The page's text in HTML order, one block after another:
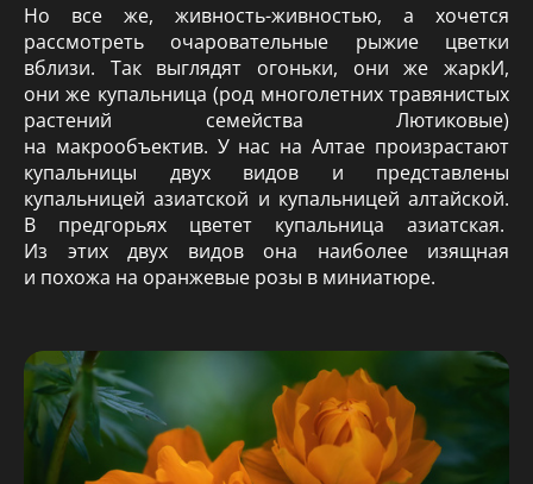
Но все же, живность-живностью, а хочется
рассмотреть очаровательные рыжие цветки
вблизи. Так выглядят огоньки, они же жаркИ,
они же купальница (род многолетних травянистых
растений семейства Лютиковые)
на макрообъектив. У нас на Алтае произрастают
купальницы двух видов и представлены
купальницей азиатской и купальницей алтайской.
В предгорьях цветет купальница азиатская.
Из этих двух видов она наиболее изящная
и похожа на оранжевые розы в миниатюре.